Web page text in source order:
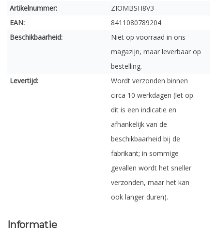
Artikelnummer:
ZIOMBSH8V3
EAN:
8411080789204
Beschikbaarheid:
Niet op voorraad in ons
magazijn, maar leverbaar op
bestelling.
Levertijd:
Wordt verzonden binnen
circa 10 werkdagen (let op:
dit is een indicatie en
afhankelijk van de
beschikbaarheid bij de
fabrikant; in sommige
gevallen wordt het sneller
verzonden, maar het kan
ook langer duren).
Informatie